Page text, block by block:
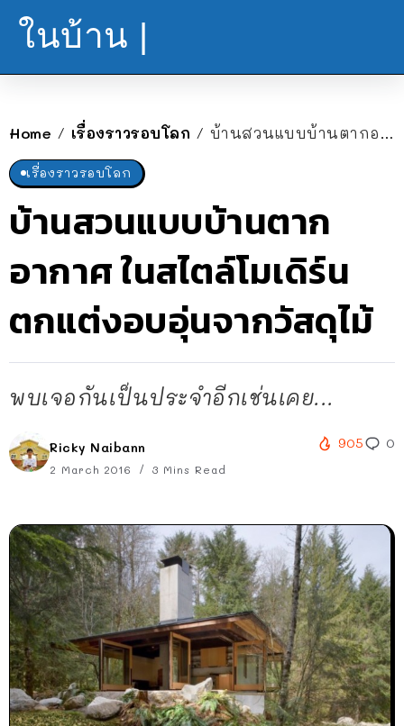
ในบ้าน |
Home / เรื่องราวรอบโลก / บ้านสวนแบบบ้านตากอากาศ ในสไตล์โมเดิร์น ตกแต่งอบอุ่นจากวัสดุไม้
เรื่องราวรอบโลก
บ้านสวนแบบบ้านตาก
อากาศ ในสไตล์โมเดิร์น
ตกแต่งอบอุ่นจากวัสดุไม้
พบเจอกันเป็นประจำอีกเช่นเคย...
Ricky Naibann
2 March 2016 3 Mins Read
905 0